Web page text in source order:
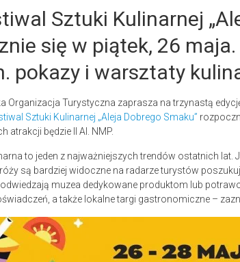
Sztuki Kulinarnej
się w piątek, 26
pokazy i warsztaty
Organizacja Turystyczna zaprasza na trzynastą
Sztuki Kulinarnej „Aleja Dobrego Smaku”
atrakcji będzie II Al. NMP.
to jeden z najważniejszych trendów ostatnich lat.
są bardziej widoczne na radarze turystów
muzea dedykowane produktom lub
a także lokalne targi gastronomiczne –